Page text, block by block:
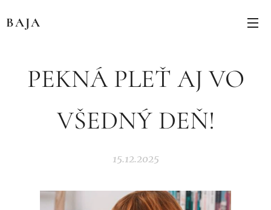
BAJA
PEKNÁ PLEŤ AJ VO
VŠEDNÝ DEŇ!
15.12.2025